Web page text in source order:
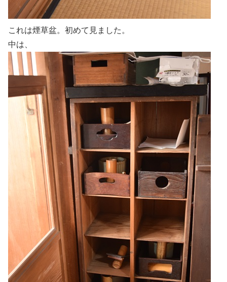
これは煙草盆。初めて見ました。
中は、